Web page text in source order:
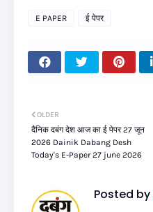
E PAPER ई पेपर
OLDER
दैनिक दबंग देश आज का ई पेपर 27 जून
2026 Dainik Dabang Desh
Today's E-Paper 27 june 2026
Posted by